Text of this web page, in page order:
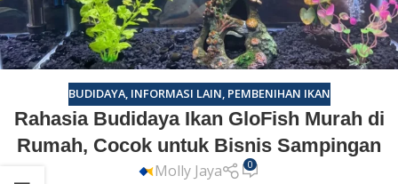
BUDIDAYA, INFORMASI LAIN, PEMBENIHAN IKAN
Rahasia Budidaya Ikan GloFish Murah di
Rumah, Cocok untuk Bisnis Sampingan
Molly Jaya 0